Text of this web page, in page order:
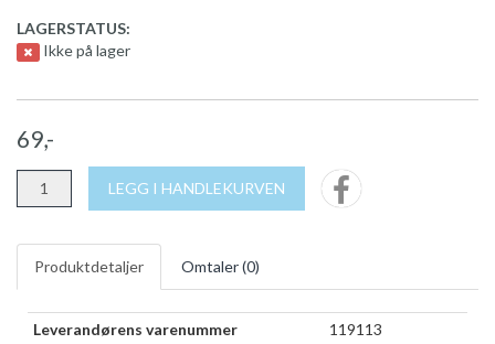
LAGERSTATUS:
Ikke på lager
69,-
LEGG I HANDLEKURVEN
Produktdetaljer Omtaler (0)
Leverandørens varenummer
119113